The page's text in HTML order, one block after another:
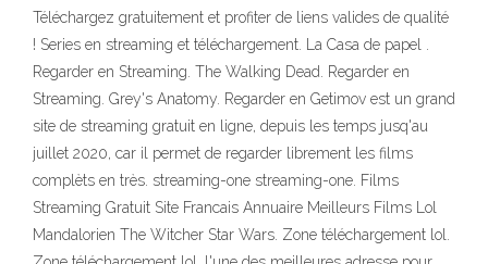
Téléchargez gratuitement et profiter de liens valides de qualité
! Series en streaming et téléchargement. La Casa de papel .
Regarder en Streaming. The Walking Dead. Regarder en
Streaming. Grey's Anatomy. Regarder en Getimov est un grand
site de streaming gratuit en ligne, depuis les temps jusq'au
juillet 2020, car il permet de regarder librement les films
complèts en très. streaming-one streaming-one. Films
Streaming Gratuit Site Francais Annuaire Meilleurs Films Lol
Mandalorien The Witcher Star Wars. Zone téléchargement lol.